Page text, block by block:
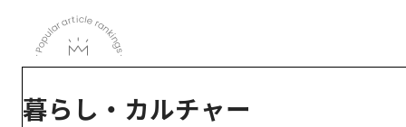
暮らし・カルチャー